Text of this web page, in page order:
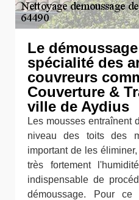
Le
spécialité des
couvreurs
Couverture &
ville de Aydius
Les mousses entraînent
niveau des toits des
important de les
très fortement
indispensable de
démoussage. Pour